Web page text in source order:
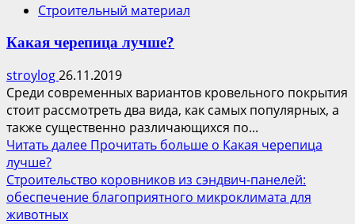
Строительный материал
Какая черепица лучше?
stroylog26.11.2019
Среди современных вариантов кровельного покрытия
стоит рассмотреть два вида, как самых популярных, а
также существенно различающихся по...
Читать далее Прочитать больше о Какая черепица
лучше?
Строительство коровников из сэндвич-панелей:
обеспечение благоприятного микроклимата для
животных